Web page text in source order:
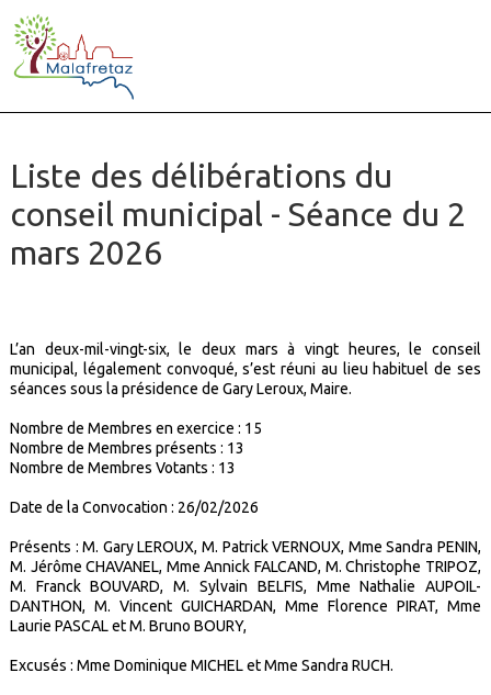
Liste des délibérations du
conseil municipal - Séance du 2
mars 2026
L’an deux-mil-vingt-six, le deux mars à vingt heures, le conseil
municipal, légalement convoqué, s’est réuni au lieu habituel de ses
séances sous la présidence de Gary Leroux, Maire.
Nombre de Membres en exercice : 15
Nombre de Membres présents : 13
Nombre de Membres Votants : 13
Date de la Convocation : 26/02/2026
Présents : M. Gary LEROUX, M. Patrick VERNOUX, Mme Sandra PENIN,
M. Jérôme CHAVANEL, Mme Annick FALCAND, M. Christophe TRIPOZ,
M. Franck BOUVARD, M. Sylvain BELFIS, Mme Nathalie AUPOIL-
DANTHON, M. Vincent GUICHARDAN, Mme Florence PIRAT, Mme
Laurie PASCAL et M. Bruno BOURY,
Excusés : Mme Dominique MICHEL et Mme Sandra RUCH.